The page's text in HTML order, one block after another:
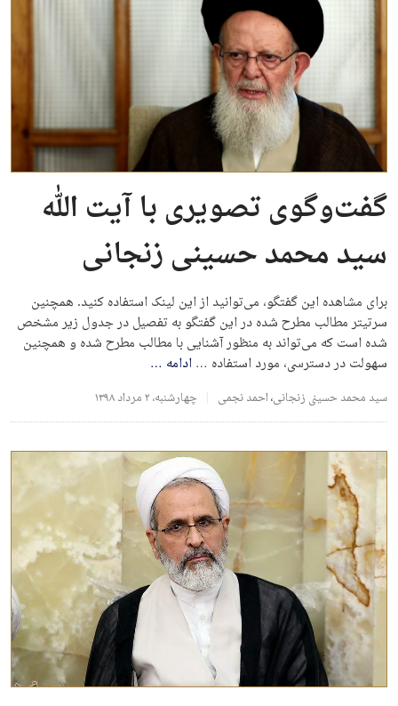
گفت‌وگوی تصویری با آیت الله
سید محمد حسینی زنجانی
برای مشاهده این گفتگو، می‌توانید از این لینک استفاده کنید. همچنین
سرتیتر مطالب مطرح شده در این گفتگو به تفصیل در جدول زیر مشخص
شده است که می‌تواند به منظور آشنایی با مطالب مطرح شده و همچنین
سهولت در دسترسی، مورد استفاده …ادامه …
سید محمد حسینی زنجانی،احمد نجمی چهارشنبه، ۲ مرداد ۱۳۹۸